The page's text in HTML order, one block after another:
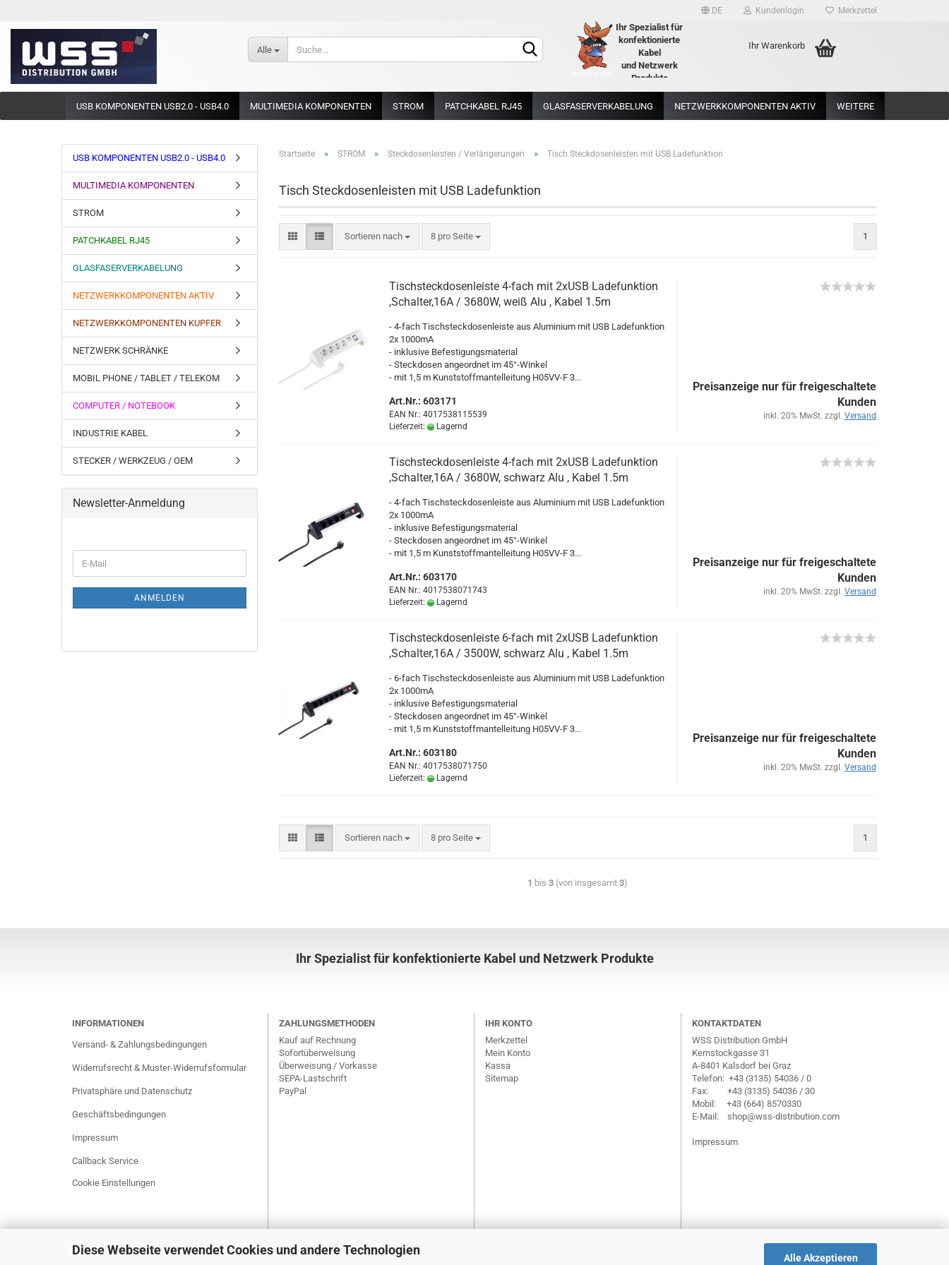
Diese Webseite verwendet Cookies und andere Technologien
Alle Akzeptieren
DE
Sprache auswählen
Kundenlogin
Konto erstellen
Merkzettel
Alle
Ihr Spezialist für
konfektionierte
Kabel
und Netzwerk
Produkte
Ihr Warenkorb
USB KOMPONENTEN USB2.0 - USB4.0 MULTIMEDIA KOMPONENTEN STROM PATCHKABEL RJ45 GLASFASERVERKABELUNG NETZWERKKOMPONENTEN AKTIV WEITERE
Startseite » STROM » Steckdosenleisten / Verlängerungen » Tisch Steckdosenleisten mit USB Ladefunktion
Tisch Steckdosenleisten mit USB Ladefunktion
Sortieren nach 8 pro Seite 1
Tisch­steck­do­sen­leis­te 4-​fach mit 2xUSB La­de­funk­ti­on
,Schal­ter,16A / 3680W, weiß Alu , Kabel 1.5m
- 4-​fach Tisch­steck­do­sen­leis­te aus Alu­mi­ni­um mit USB La­de­funk­ti­on
2x 1000mA
- in­klu­si­ve Be­fes­ti­gungs­ma­te­ri­al
- Steck­do­sen an­ge­ord­net im 45°-​Winkel
- mit 1,5 m Kunst­stoff­man­tel­lei­tung H05VV-​F 3...
Art.Nr.: 603171
EAN Nr.: 4017538115539
Lieferzeit:
Lagernd
Preisanzeige nur für freigeschaltete
Kunden
inkl. 20% MwSt. zzgl. Versand
Tisch­steck­do­sen­leis­te 4-​fach mit 2xUSB La­de­funk­ti­on
,Schal­ter,16A / 3680W, schwarz Alu , Kabel 1.5m
- 4-​fach Tisch­steck­do­sen­leis­te aus Alu­mi­ni­um mit USB La­de­funk­ti­on
2x 1000mA
- in­klu­si­ve Be­fes­ti­gungs­ma­te­ri­al
- Steck­do­sen an­ge­ord­net im 45°-​Winkel
- mit 1,5 m Kunst­stoff­man­tel­lei­tung H05VV-​F 3...
Art.Nr.: 603170
EAN Nr.: 4017538071743
Lieferzeit:
Lagernd
Preisanzeige nur für freigeschaltete
Kunden
inkl. 20% MwSt. zzgl. Versand
Tisch­steck­do­sen­leis­te 6-​fach mit 2xUSB La­de­funk­ti­on
,Schal­ter,16A / 3500W, schwarz Alu , Kabel 1.5m
- 6-​fach Tisch­steck­do­sen­leis­te aus Alu­mi­ni­um mit USB La­de­funk­ti­on
2x 1000mA
- in­klu­si­ve Be­fes­ti­gungs­ma­te­ri­al
- Steck­do­sen an­ge­ord­net im 45°-​Winkel
- mit 1,5 m Kunst­stoff­man­tel­lei­tung H05VV-​F 3...
Art.Nr.: 603180
EAN Nr.: 4017538071750
Lieferzeit:
Lagernd
Preisanzeige nur für freigeschaltete
Kunden
inkl. 20% MwSt. zzgl. Versand
Sortieren nach 8 pro Seite 1
1 bis3 (von insgesamt3)
USB KOMPONENTEN USB2.0 - USB4.0
MULTIMEDIA KOMPONENTEN
STROM
PATCHKABEL RJ45
GLASFASERVERKABELUNG
NETZWERKKOMPONENTEN AKTIV
NETZWERKKOMPONENTEN KUPFER
NETZWERK SCHRÄNKE
MOBIL PHONE / TABLET / TELEKOM
COMPUTER / NOTEBOOK
INDUSTRIE KABEL
STECKER / WERKZEUG / OEM
Newsletter-Anmeldung
ANMELDEN
Ihr Spezialist für konfektionierte Kabel und Netzwerk Produkte
INFORMATIONEN
Versand- & Zahlungsbedingungen
Widerrufsrecht & Muster-Widerrufsformular
Privatsphäre und Datenschutz
Geschäftsbedingungen
Impressum
Callback Service
Cookie Einstellungen
ZAHLUNGSMETHODEN
Kauf auf Rechnung
Sofortüberweisung
Überweisung / Vorkasse
SEPA-Lastschrift
PayPal
IHR KONTO
Merkzettel
Mein Konto
Kassa
Sitemap
KONTAKTDATEN
WSS Distribution GmbH
Kernstockgasse 31
A-8401 Kalsdorf bei Graz
Telefon: +43 (3135) 54036 / 0
Fax: +43 (3135) 54036 / 30
Mobil: +43 (664) 8570330
E-Mail: shop@wss-distribution.com
Impressum